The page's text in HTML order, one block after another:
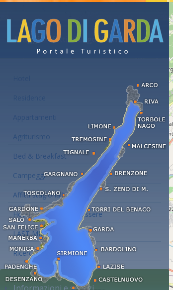
Alloggi e affitti al Lago di Garda
Appartamenti
Agriturismo
Bed & Breakfast
Campeggi
Affitti stagionali
Hotel con centro benessere
LAST MINUTE
Ricerca alloggi...